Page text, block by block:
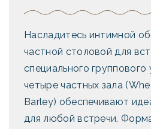
Насладитесь интимной
частной столовой для
специального
четыре частных зала
Barley) обеспечивают
для любой встречи.